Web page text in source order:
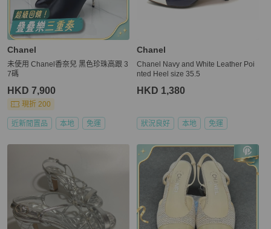
Chanel
未使用 Chanel香奈兒 黑色珍珠高跟 3
7碼
HKD 7,900
現折 200
近新閒置品 本地 免運
Chanel
Chanel Navy and White Leather Poi
nted Heel size 35.5
HKD 1,380
狀況良好 本地 免運